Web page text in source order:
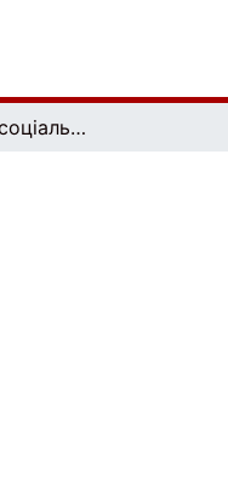
Економічна та соціальна географія. Випуск 71